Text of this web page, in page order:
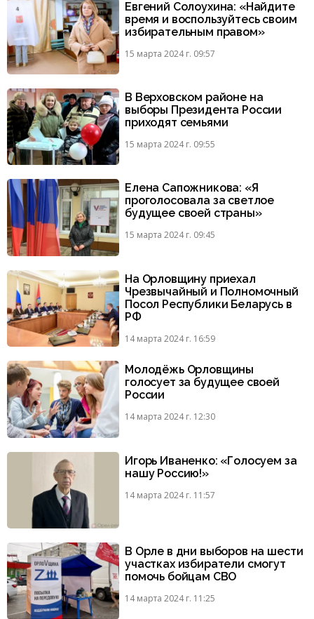
Евгений Солоухина: «Найдите
время и воспользуйтесь своим
избирательным правом»
15 марта 2024 г. 09:57
В Верховском районе на
выборы Президента России
приходят семьями
15 марта 2024 г. 09:55
Елена Сапожникова: «Я
проголосовала за светлое
будущее своей страны»
15 марта 2024 г. 09:45
На Орловщину приехал
Чрезвычайный и Полномочный
Посол Республики Беларусь в
РФ
14 марта 2024 г. 16:59
Молодёжь Орловщины
голосует за будущее своей
России
14 марта 2024 г. 12:30
Игорь Иваненко: «Голосуем за
нашу Россию!»
14 марта 2024 г. 11:57
В Орле в дни выборов на шести
участках избиратели смогут
помочь бойцам СВО
14 марта 2024 г. 11:25